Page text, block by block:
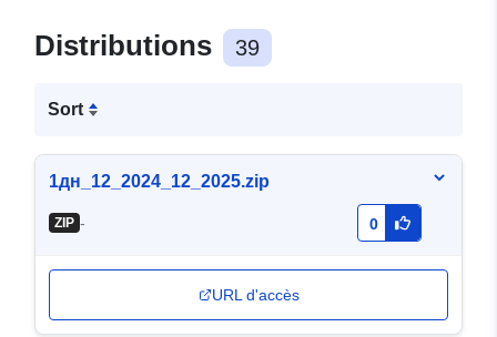
Distributions 39
Sort
1дн_12_2024_12_2025.zip
ZIP - 0
URL d'accès